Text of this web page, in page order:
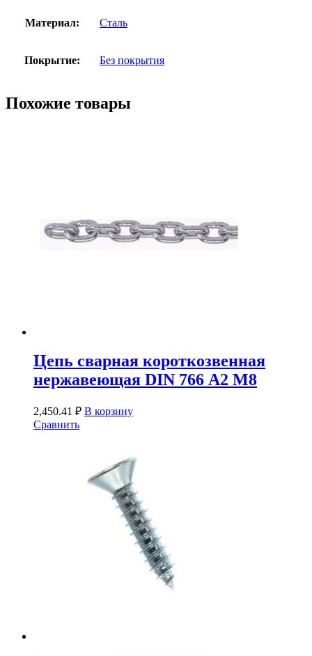
Материал: Сталь
Покрытие: Без покрытия
Похожие товары
Цепь сварная короткозвенная
нержавеющая DIN 766 А2 М8
2,450.41 ₽ В корзину
Сравнить